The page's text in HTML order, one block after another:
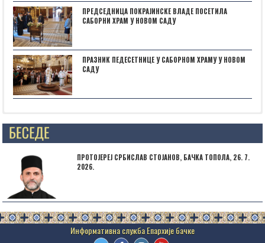
ПРЕДСЕДНИЦА ПОКРАЈИНСКЕ ВЛАДЕ ПОСЕТИЛА
САБОРНИ ХРАМ У НОВОМ САДУ
ПРАЗНИК ПЕДЕСЕТНИЦЕ У САБОРНОМ ХРАМУ У НОВОМ
САДУ
Posts not found
ПРОТОЈЕРЕЈ СРБИСЛАВ СТОЈАНОВ, БАЧКА ТОПОЛА, 26. 7.
2026.